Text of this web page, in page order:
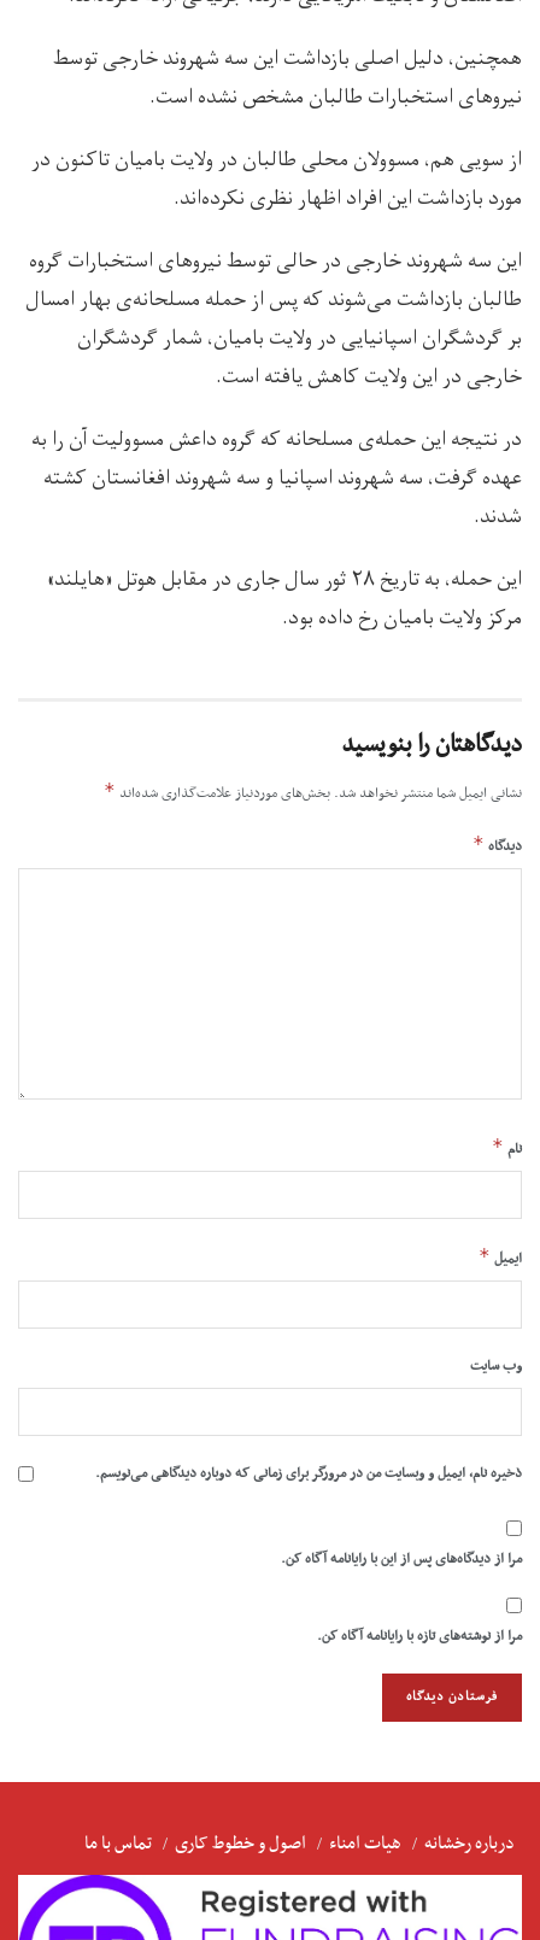
همچنین، دلیل اصلی بازداشت این سه شهروند خارجی توسط
نیروهای استخبارات طالبان مشخص نشده است.
از سویی هم، مسوولان‌ محلی طالبان در ولایت بامیان تاکنون در
مورد بازداشت این افراد اظهار نظری نکرده‌اند.
این سه شهروند خارجی در حالی توسط نیروهای استخبارات گروه
طالبان بازداشت می‌شوند که پس از حمله‌ مسلحانه‌‌ی بهار امسال
بر گردشگران اسپانیایی در ولایت بامیان، شمار گردشگران
خارجی در این ولایت کاهش یافته است.
در نتیجه‌ این حمله‌ی مسلحانه که گروه داعش مسوولیت آن را به
عهده گرفت، سه شهروند اسپانیا و سه شهروند افغانستان کشته
شدند.
این حمله، به تاریخ ۲۸ ثور سال جاری در مقابل هوتل «هایلند»
مرکز ولایت بامیان رخ داده بود.
دیدگاهتان را بنویسید
نشانی ایمیل شما منتشر نخواهد شد. بخش‌های موردنیاز علامت‌گذاری شده‌اند *
دیدگاه *
نام *
ایمیل *
وب‌ سایت
ذخیره نام، ایمیل و وبسایت من در مرورگر برای زمانی که دوباره دیدگاهی می‌نویسم.
مرا از دیدگاه‌های پس از این با رایانامه آگاه کن.
مرا از نوشته‌های تازه با رایانامه آگاه کن.
درباره رخشانه هیات امناء اصول و خطوط کاری تماس با ما